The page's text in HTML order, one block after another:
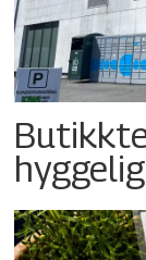
hyggelig